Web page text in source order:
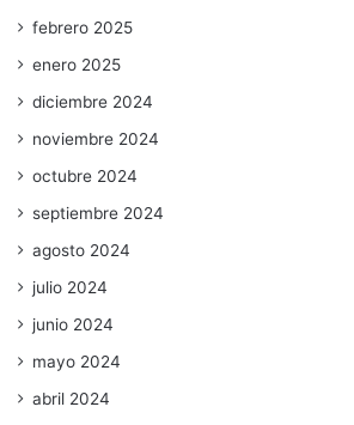
febrero 2025
enero 2025
diciembre 2024
noviembre 2024
octubre 2024
septiembre 2024
agosto 2024
julio 2024
junio 2024
mayo 2024
abril 2024